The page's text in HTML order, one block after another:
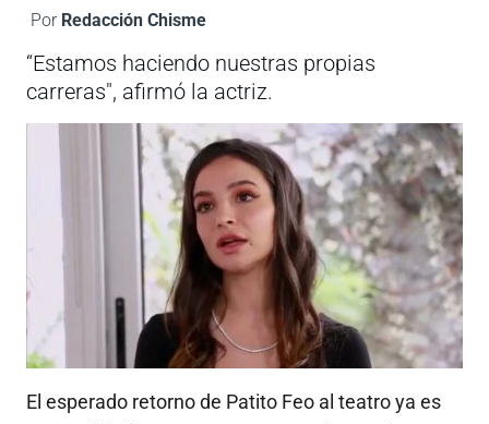
Por Redacción Chisme
“Estamos haciendo nuestras propias
carreras", afirmó la actriz.
El esperado retorno de Patito Feo al teatro ya es